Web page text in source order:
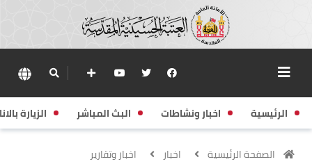
الرئيسية اخبار ونشاطات البث المباشر الزيارة
الصفحة الرئيسية اخبار اخبار وتقارير